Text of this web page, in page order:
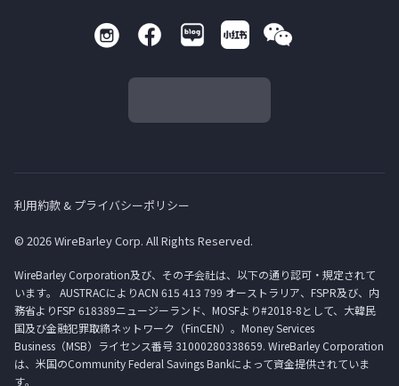
利用約款 & プライバシーポリシー
© 2026 WireBarley Corp. All Rights Reserved.
WireBarley Corporation及び、その子会社は、以下の通り認可・規定されて
います。 AUSTRACによりACN 615 413 799 オーストラリア、FSPR及び、内
務省よりFSP 618389ニュージーランド、MOSFより#2018-8として、大韓民
国及び金融犯罪取締ネットワーク（FinCEN）。Money Services
Business（MSB）ライセンス番号 31000280338659. WireBarley Corporation
は、米国のCommunity Federal Savings Bankによって資金提供されていま
す。